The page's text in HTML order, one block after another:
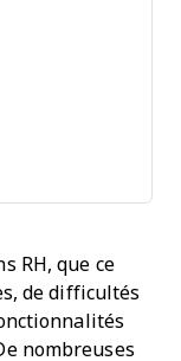
RH, que ce
de difficultés
nombreuses